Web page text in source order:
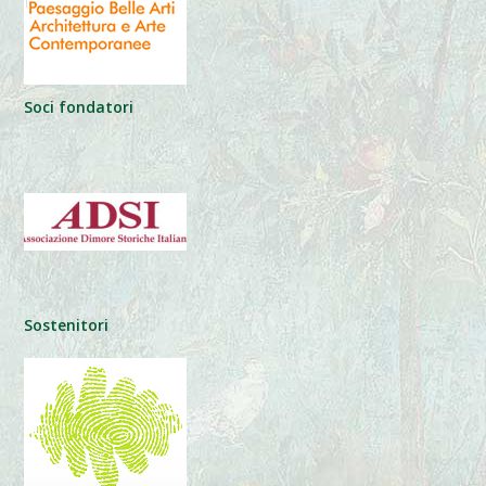
Soci fondatori
Sostenitori